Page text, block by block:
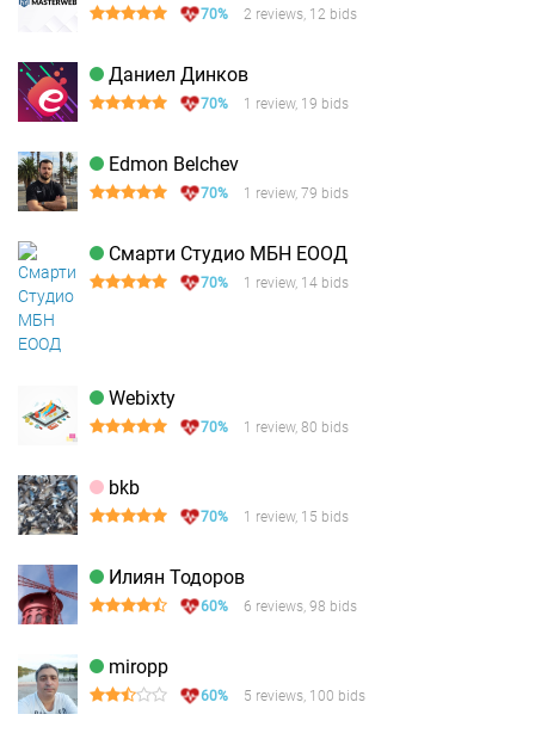
70% 2 reviews, 12 bids
Даниел Динков
70% 1 review, 19 bids
Edmon Belchev
70% 1 review, 79 bids
Смарти Студио МБН ЕООД
70% 1 review, 14 bids
Webixty
70% 1 review, 80 bids
bkb
70% 1 review, 15 bids
Илиян Тодоров
60% 6 reviews, 98 bids
miropp
60% 5 reviews, 100 bids